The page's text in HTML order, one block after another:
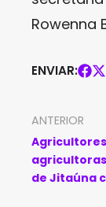
Rowenna
ENVIAR:
ANTERIOR
de Jitaúna